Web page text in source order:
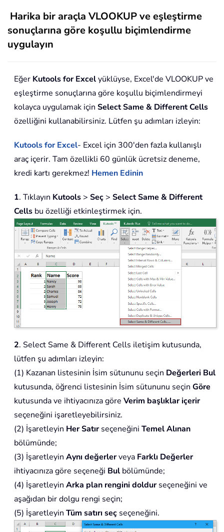
Harika bir araçla VLOOKUP ve eşleştirme
sonuçlarına göre koşullu biçimlendirme
uygulayın
Eğer Kutools for Excelyüklüyse, Excel'de VLOOKUP ve
eşleştirme sonuçlarına göre koşullu biçimlendirmeyi
kolayca uygulamak için Select Same & Different Cells
özelliğini kullanabilirsiniz. Lütfen şu adımları izleyin:
Kutools for Excel- Excel için 300'den fazla kullanışlı
araç içerir. Tam özellikli 60 günlük ücretsiz deneme,
kredi kartı gerekmez! Hemen Edinin
1. Tıklayın Kutools > Seç > Select Same & Different
Cells bu özelliği etkinleştirmek için.
2. Select Same & Different Cells iletişim kutusunda,
lütfen şu adımları izleyin:
(1) Kazanan listesinin İsim sütununu seçin Değerleri Bul
kutusunda, öğrenci listesinin İsim sütununu seçin Göre
kutusunda ve ihtiyacınıza göre Verim başlıklar içerir
seçeneğini işaretleyebilirsiniz.
(2) İşaretleyin Her Satırseçeneğini Temel Alınan
bölümünde;
(3) İşaretleyin Aynı değerlerveya Farklı Değerler
ihtiyacınıza göre seçeneği Bul bölümünde;
(4) İşaretleyin Arka plan rengini doldurseçeneğini ve
aşağıdan bir dolgu rengi seçin;
(5) İşaretleyin Tüm satırı seç seçeneğini.